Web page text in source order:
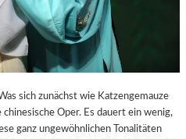
K
I
S
„
C
H
O
W
sich zunächst wie Katzengemauze
Oper. Es dauert ein wenig,
ganz ungewöhnlichen Tonalitäten